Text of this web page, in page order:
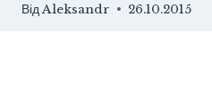
ВідAleksandr 26.10.2015